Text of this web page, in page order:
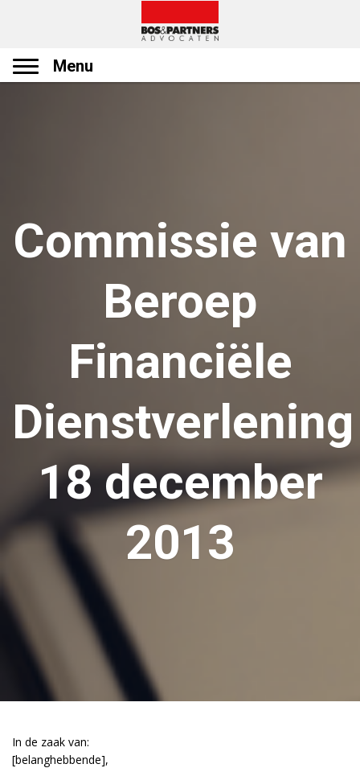
Menu
Commissie van
Beroep
Financiële
Dienstverlening
18 december
2013
In de zaak van:
[belanghebbende],